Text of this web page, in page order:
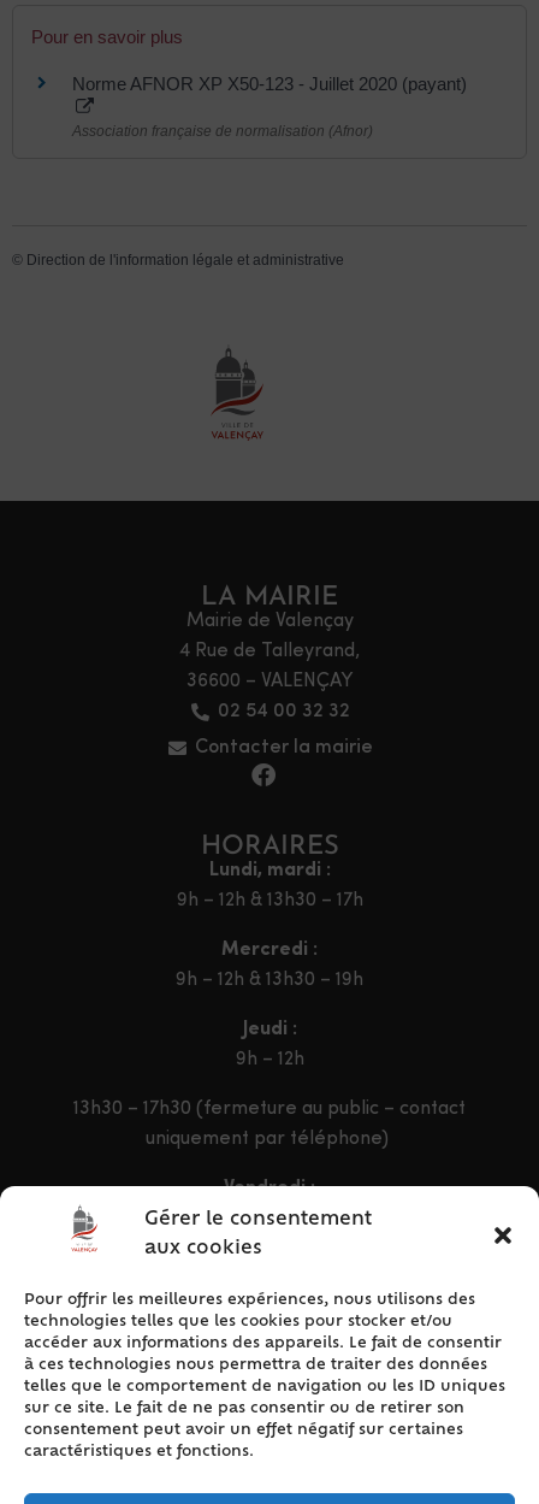
Gérer le consentement
aux cookies
Pour offrir les meilleures expériences, nous utilisons des
technologies telles que les cookies pour stocker et/ou
accéder aux informations des appareils. Le fait de consentir
à ces technologies nous permettra de traiter des données
telles que le comportement de navigation ou les ID uniques
sur ce site. Le fait de ne pas consentir ou de retirer son
consentement peut avoir un effet négatif sur certaines
caractéristiques et fonctions.
Pour en savoir plus
Norme AFNOR XP X50-123 - Juillet 2020 (payant)
Association française de normalisation (Afnor)
© Direction de l'information légale et administrative
LA MAIRIE
Mairie de Valençay
4 Rue de Talleyrand,
36600 – VALENÇAY
02 54 00 32 32
Contacter la mairie
HORAIRES
Lundi, mardi :
9h – 12h & 13h30 – 17h
Mercredi :
9h – 12h & 13h30 – 19h
Jeudi :
9h – 12h
13h30 – 17h30 (fermeture au public – contact
uniquement par téléphone)
Vendredi :
9h – 12h & 13h30 – 16h30
ACCÈS RAPIDE
Accueil
Contact
Plan du site
Mentions légales